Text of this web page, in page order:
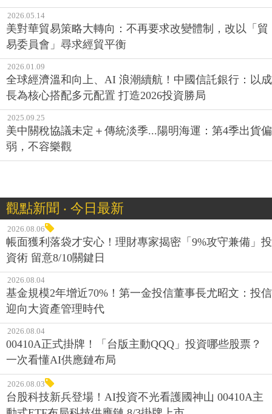
2026.05.14
美對華貿易策略大轉向：不再要求改變體制，改以「貿
易委員會」尋求經貿平衡
2026.01.09
全球經濟溫和向上、AI 浪潮續航！中國信託銀行：以成
長為核心搭配多元配置 打造2026投資勝局
2025.09.25
美中關稅協議未定＋傳統淡季...陽明海運：第4季出貨偏
弱，不容樂觀
觀點新聞 ‧ 今日最新
2026.08.06
帳面獲利落袋才安心！理財專家揭密「9%攻守兼備」投
資術 留意8/10關鍵日
2026.08.04
基金規模2年增近70%！第一金投信董事長尤昭文：投信
迎向大資產管理時代
2026.08.04
00410A正式掛牌！「台版主動QQQ」投資哪些股票？
一次看懂AI供應鏈布局
2026.08.03
台股科技新兵登場！AI投資不光看護國神山 00410A主